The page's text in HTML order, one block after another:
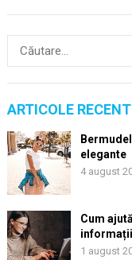
Caută
ARTICOLE
elegante
4 august
Cum
1 august